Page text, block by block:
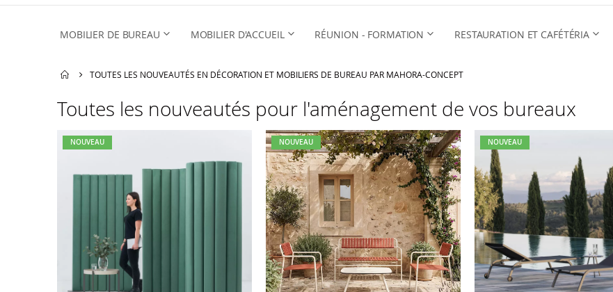
MOBILIER DE BUREAU MOBILIER D'ACCUEIL RÉUNION - FORMATION RESTAURATION ET CAFÉTÉRIA
TOUTES LES NOUVEAUTÉS EN DÉCORATION ET MOBILIERS DE BUREAU PAR MAHORA-CONCEPT
Toutes les nouveautés pour l'aménagement de vos bureaux
NOUVEAU NOUVEAU NOUVEAU